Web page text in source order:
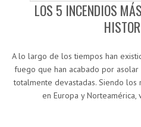
LOS 5 INCENDIOS
A lo largo de los tiempos han
fuego que han acabado por
totalmente devastadas. Siendo los
en Europa y Norteamérica,